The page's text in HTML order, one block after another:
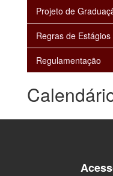
Projeto de
Regras de Estágios
Regulamentação